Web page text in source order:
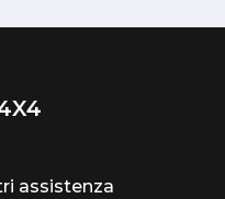
assistenza